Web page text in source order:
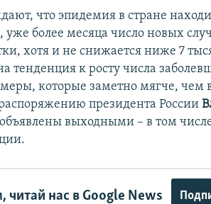
что эпидемия в стране
более месяца число новых
хотя и не снижается ниже 7
тенденция к росту числа
которые заметно мягче, чем
президента России
выходными – в том
читай нас в Google News